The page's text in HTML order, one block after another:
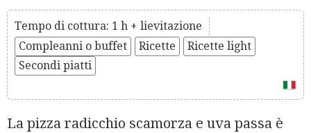
Tempo di cottura: 1 h + lievitazione
Compleanni o buffet
Ricette
Ricette light
Secondi piatti
La pizza radicchio scamorza e uva passa è